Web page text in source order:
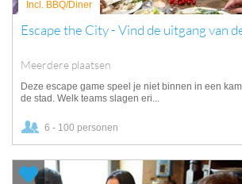
Incl. BBQ/Diner
Escape the City - Vind de uitgang van
Meerdere plaatsen
Deze escape game speel je niet binnen in een
de stad. Welk teams slagen eri...
6 - 100 personen